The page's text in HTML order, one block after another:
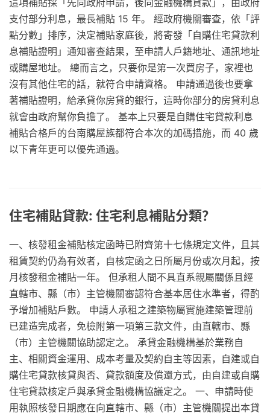
支付部分利息，最長補貼 15 年。 經政府機關審查，依「評
點分數」排序，決定補貼家庭後，將寄發「自購住宅貸款利
息補貼證明」通知審查結果，至申請人戶籍地址、通訊地址
或購屋地址。 總而言之，只要你是第一次買房子，家裡也
沒有其他住宅的話，就符合申請資格。 申請通過後也要拿
著補貼證明，給承貸你房貸的銀行，這時你部分的房貸利息
就會由政府幫你負擔了。 基本上只要是自購住宅貸款利息
補貼合格戶的台南購屋族都符合本次的加碼措施，而 40 歲
以下青年更可以優先通過。
住宅補貼貸款: 住宅利息補貼分類？
一、核發租金補貼核定函時已附齊第十七條規定文件，且其
租賃契約仍為有效者，自核定函之日所屬月份或次月起，按
月核發租金補貼一年。 但承租人間不具直系親屬關係且經
直轄市、縣（市）主管機關審認符合基本居住水準者，得酌
予增加補貼戶數。 申請人承租之建築物屬實施建築管理前
已建造完成者，免檢附第一項第三款文件，由直轄市、縣
（市）主管機關協助認定之。 承貸金融機構基於業務自
主、相關資金運用、成本考量及契約自主等因素，自建或自
購住宅貸款核貸與否、貸款額度及償還方式，由自建或自購
住宅貸款核定戶與承貸金融機構協議定之。 一、申請時使
用執照核發日期應在向直轄市、縣（市）主管機關提出本貸